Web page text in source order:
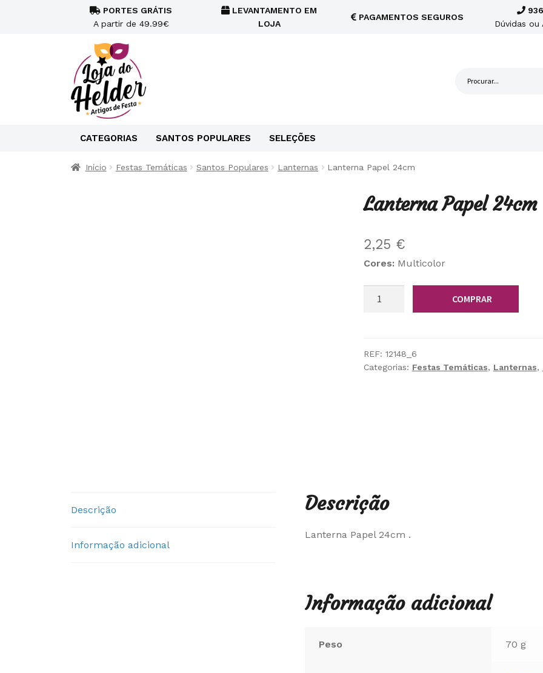
PORTES GRÁTIS
A partir de 49.99€
LEVANTAMENTO EM
LOJA
PAGAMENTOS SEGUROS
Dúvidas ou
CATEGORIAS SANTOS POPULARES SELEÇÕES
Início Festas Temáticas Santos Populares Lanternas Lanterna Papel 24cm
Lanterna Papel 24cm
2,25 €
Cores: Multicolor
24cm
COMPRAR
REF: 12148_6
Categorias: Festas Temáticas, Lanternas,
Descrição
Informação adicional
Descrição
Lanterna Papel 24cm .
Informação adicional
Peso 70 g